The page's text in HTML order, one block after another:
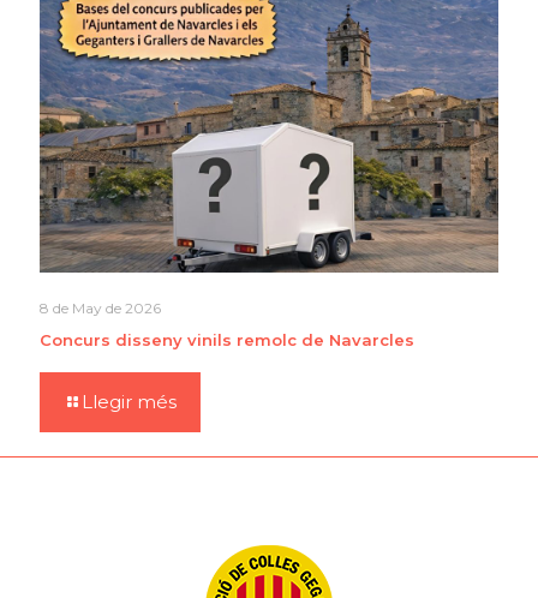
8 de May de 2026
Concurs disseny vinils remolc de Navarcles
Llegir més